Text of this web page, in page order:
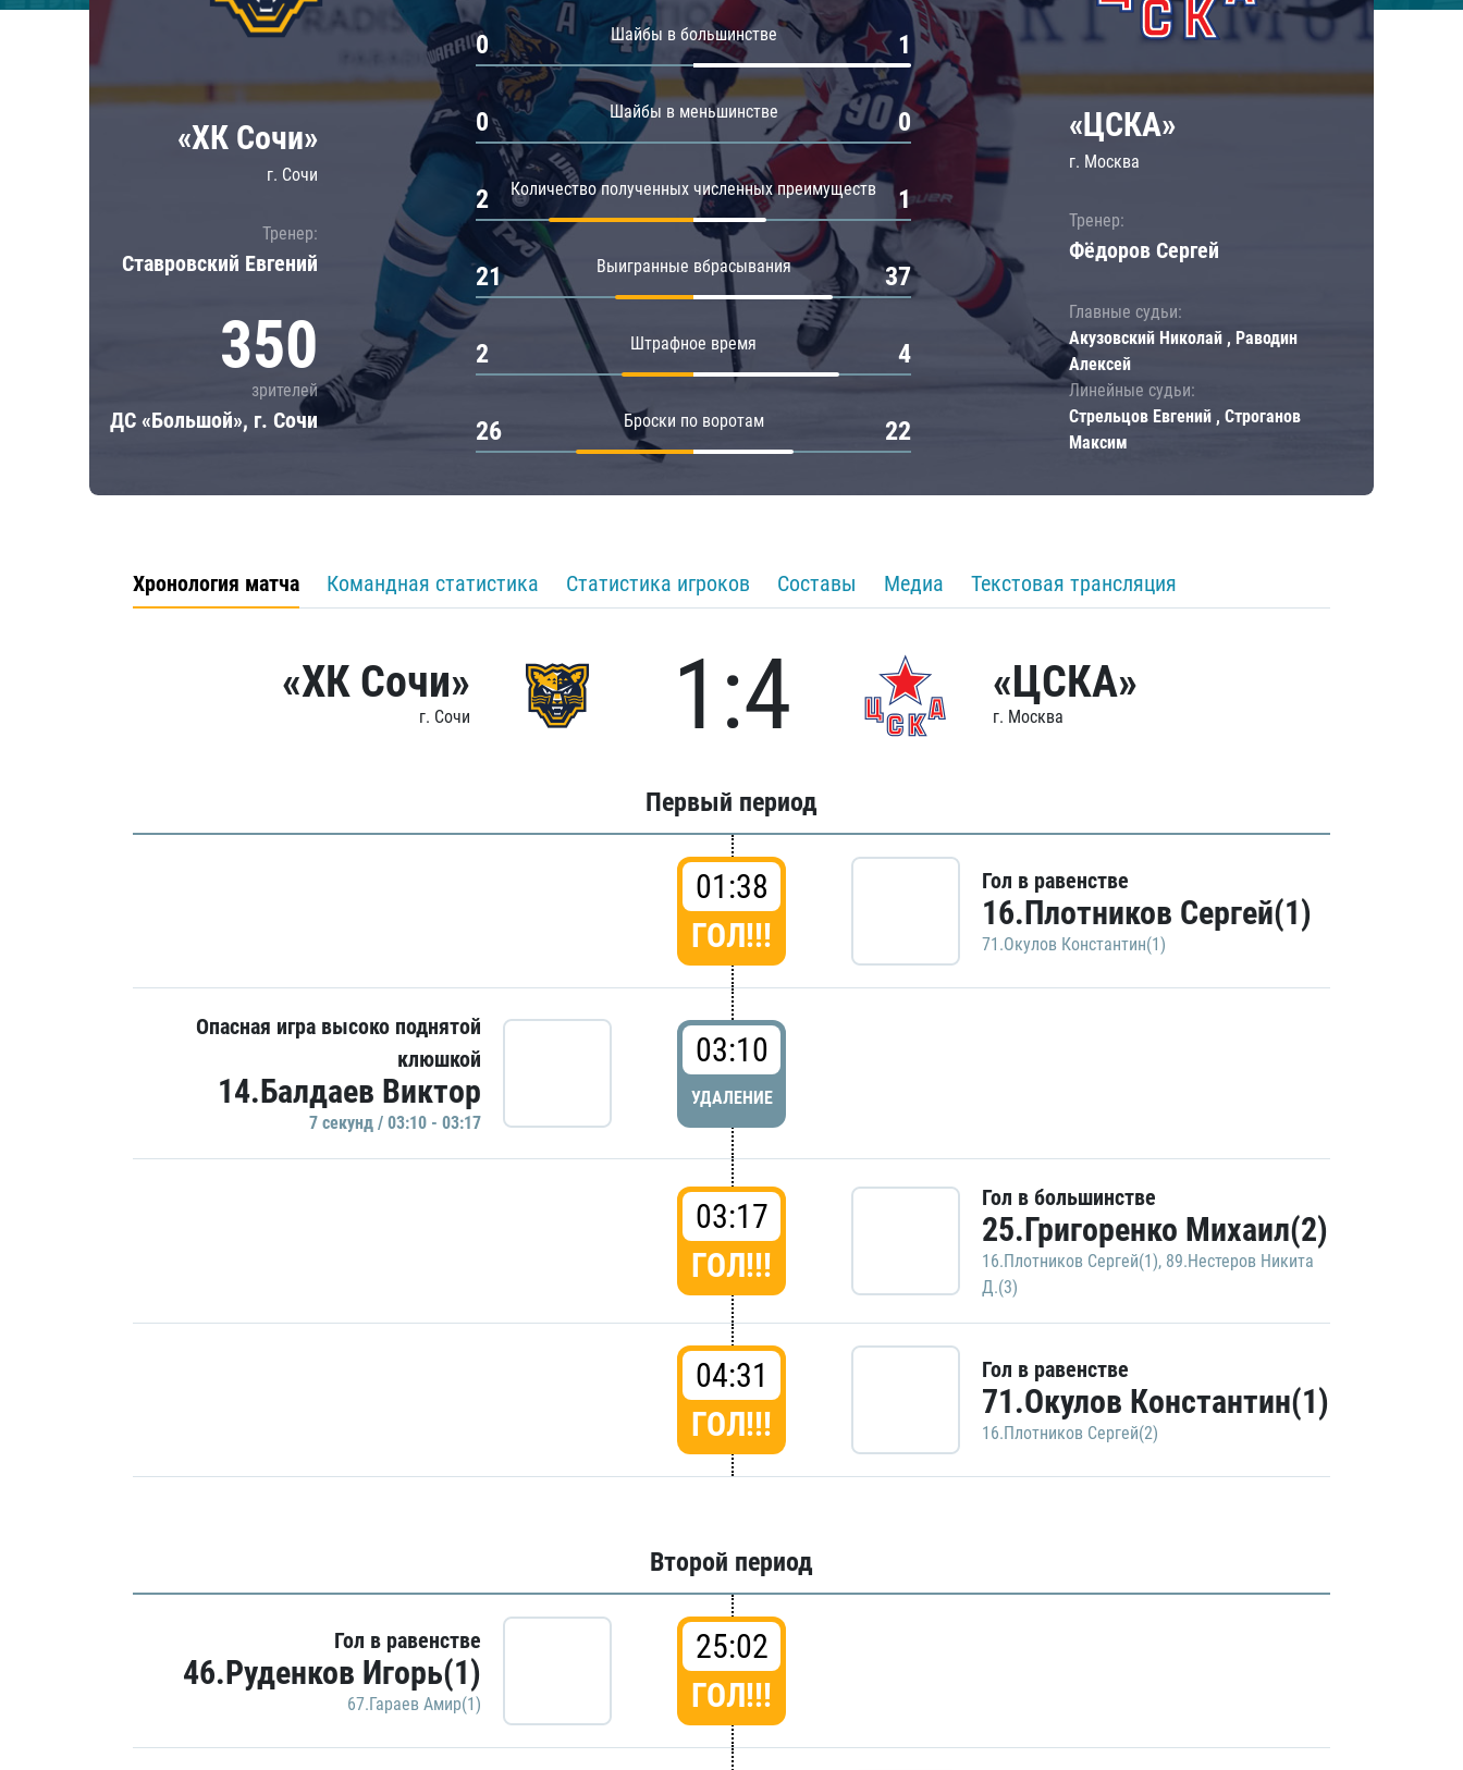
Локомотив
ЦСКА
Шанхайские Драконы
Амур
Барыс
Салават Юлаев
«ХК Сочи»
г. Сочи
Тренер:
Ставровский Евгений
350
зрителей
ДС «Большой», г. Сочи
Шайбы в большинстве
0 1
Шайбы в меньшинстве
0 0
Количество полученных численных преимуществ
2 1
Выигранные вбрасывания
21 37
Штрафное время
2 4
Броски по воротам
26 22
«ЦСКА»
г. Москва
Тренер:
Фёдоров Сергей
Главные судьи:
Акузовский Николай , Раводин
Алексей
Линейные судьи:
Стрельцов Евгений , Строганов
Максим
Хронология матча Командная статистика Статистика игроков Составы Медиа Текстовая трансляция
«ХК Сочи»
г. Сочи 1:4 «ЦСКА»
г. Москва
Первый период
01:38
ГОЛ!!!
Гол в равенстве
16.Плотников Сергей(1)
71.Окулов Константин(1)
Опасная игра высоко поднятой
клюшкой
14.Балдаев Виктор
7 секунд / 03:10 - 03:17
03:10
УДАЛЕНИЕ
03:17
ГОЛ!!!
Гол в большинстве
25.Григоренко Михаил(2)
16.Плотников Сергей(1), 89.Нестеров Никита
Д.(3)
04:31
ГОЛ!!!
Гол в равенстве
71.Окулов Константин(1)
16.Плотников Сергей(2)
Второй период
Гол в равенстве
46.Руденков Игорь(1)
67.Гараев Амир(1)
25:02
ГОЛ!!!